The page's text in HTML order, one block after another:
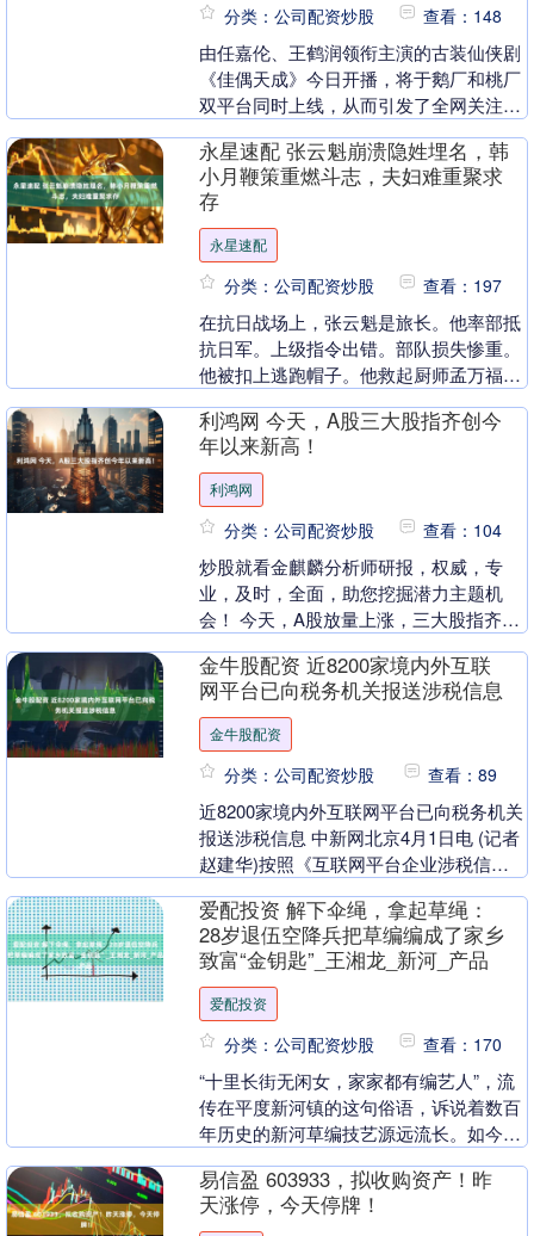
分类：公司配资炒股 查看：148
由任嘉伦、王鹤润领衔主演的古装仙侠剧
《佳偶天成》今日开播，将于鹅厂和桃厂
双平台同时上线，从而引发了全网关注和
剧集以“男女主角....
永星速配 张云魁崩溃隐姓埋名，韩
小月鞭策重燃斗志，夫妇难重聚求
存
永星速配
分类：公司配资炒股 查看：197
在抗日战场上，张云魁是旅长。他率部抵
抗日军。上级指令出错。部队损失惨重。
他被扣上逃跑帽子。他救起厨师孟万福。
隐姓埋名。他加入....
利鸿网 今天，A股三大股指齐创今
年以来新高！
利鸿网
分类：公司配资炒股 查看：104
炒股就看金麒麟分析师研报，权威，专
业，及时，全面，助您挖掘潜力主题机
会！ 今天，A股放量上涨，三大股指齐
指数上涨0.62%，....
金牛股配资 近8200家境内外互联
网平台已向税务机关报送涉税信息
金牛股配资
分类：公司配资炒股 查看：89
近8200家境内外互联网平台已向税务机关
报送涉税信息 中新网北京4月1日电 (记者
赵建华)按照《互联网平台企业涉税信息
2025....
爱配投资 解下伞绳，拿起草绳：
28岁退伍空降兵把草编编成了家乡
致富“金钥匙”_王湘龙_新河_产品
爱配投资
分类：公司配资炒股 查看：170
“十里长街无闲女，家家都有编艺人”，流
传在平度新河镇的这句俗语，诉说着数百
年历史的新河草编技艺源远流长。如今，
成为年轻人返乡....
易信盈 603933，拟收购资产！昨
天涨停，今天停牌！